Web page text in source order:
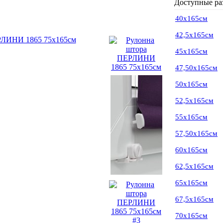
Доступные
40х165см
42,5х165см
45х165см
47,50х165см
50х165см
52,5х165см
55х165см
57,50х165см
60х165см
62,5х165см
65х165см
67,5х165см
70х165см